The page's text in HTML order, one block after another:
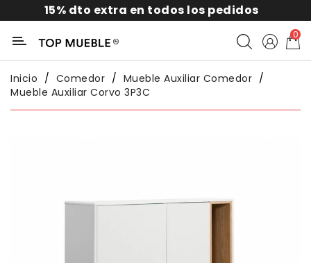
15% dto extra en todos los pedidos
Categoría
0
Inicio Comedor
Mueble Auxiliar Comedor
Mueble Auxiliar Corvo 3P3C